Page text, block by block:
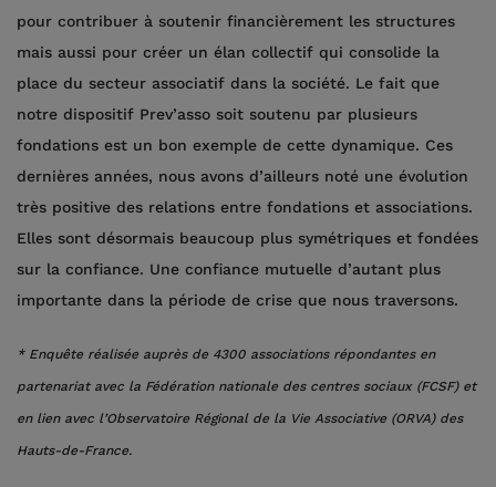
pour contribuer à soutenir financièrement les structures
mais aussi pour créer un élan collectif qui consolide la
place du secteur associatif dans la société. Le fait que
notre dispositif Prev’asso soit soutenu par plusieurs
fondations est un bon exemple de cette dynamique. Ces
dernières années, nous avons d’ailleurs noté une évolution
très positive des relations entre fondations et associations.
Elles sont désormais beaucoup plus symétriques et fondées
sur la confiance. Une confiance mutuelle d’autant plus
importante dans la période de crise que nous traversons.
* Enquête réalisée auprès de 4300 associations répondantes en
partenariat avec la Fédération nationale des centres sociaux (FCSF) et
en lien avec l’Observatoire Régional de la Vie Associative (ORVA) des
Hauts-de-France.